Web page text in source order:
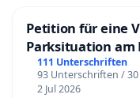
Petition für eine
Parksituation am
111 Unterschriften
93 Unterschriften / 30
2 Jul 2026